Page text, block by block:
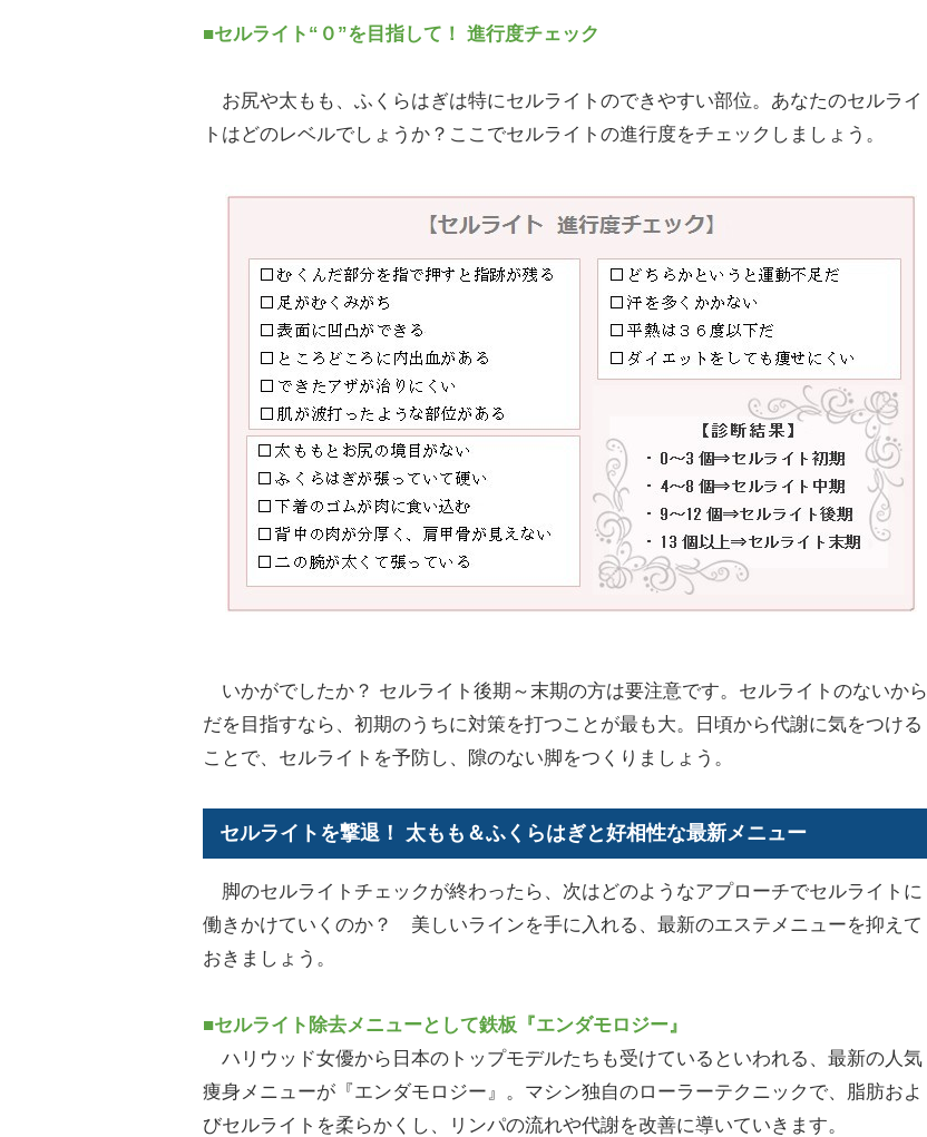
■セルライト“０”を目指して！ 進行度チェック
お尻や太もも、ふくらはぎは特にセルライトのできやすい部位。あなたのセルライ
トはどのレベルでしょうか？ここでセルライトの進行度をチェックしましょう。
いかがでしたか？ セルライト後期～末期の方は要注意です。セルライトのないから
だを目指すなら、初期のうちに対策を打つことが最も大。日頃から代謝に気をつける
ことで、セルライトを予防し、隙のない脚をつくりましょう。
セルライトを撃退！ 太もも＆ふくらはぎと好相性な最新メニュー
脚のセルライトチェックが終わったら、次はどのようなアプローチでセルライトに
働きかけていくのか？ 美しいラインを手に入れる、最新のエステメニューを抑えて
おきましょう。
■セルライト除去メニューとして鉄板『エンダモロジー』
ハリウッド女優から日本のトップモデルたちも受けているといわれる、最新の人気
痩身メニューが『エンダモロジー』。マシン独自のローラーテクニックで、脂肪およ
びセルライトを柔らかくし、リンパの流れや代謝を改善に導いていきます。